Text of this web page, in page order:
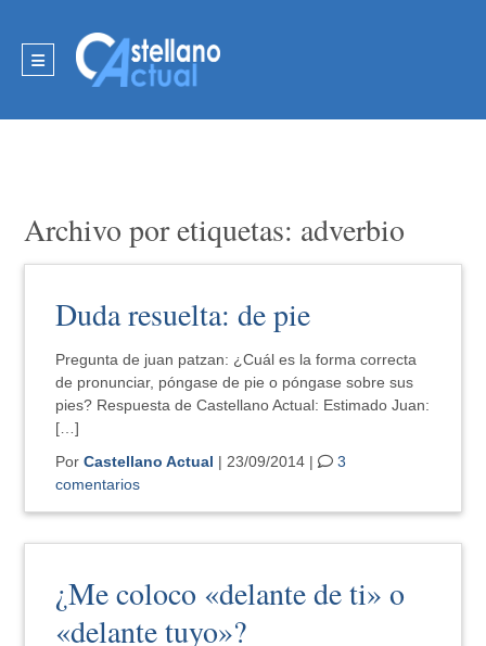
Archivo por etiquetas: adverbio
Duda resuelta: de pie
Pregunta de juan patzan: ¿Cuál es la forma correcta
de pronunciar, póngase de pie o póngase sobre sus
pies? Respuesta de Castellano Actual: Estimado Juan:
[…]
PorCastellano Actual | 23/09/2014 |
3
comentarios
¿Me coloco «delante de ti» o
«delante tuyo»?